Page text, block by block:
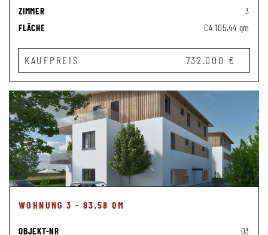
ZIMMER
3
FLÄCHE
CA 105.44 qm
KAUFPREIS 732.000 €
WOHNUNG 3 - 83,58 QM
OBJEKT-NR
03